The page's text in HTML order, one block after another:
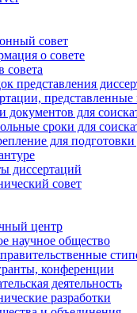
совет
о совете
совета
представления
представленные
документов для
сроки для
для подготовки
диссертаций
совет
центр
научное общество
конференции
деятельность
разработки